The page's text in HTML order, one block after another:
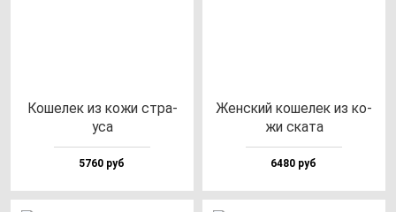
Коше­лек из ко­жи стра­
уса
5760 руб
Жен­ский ко­ше­лек из ко­
жи ска­та
6480 руб